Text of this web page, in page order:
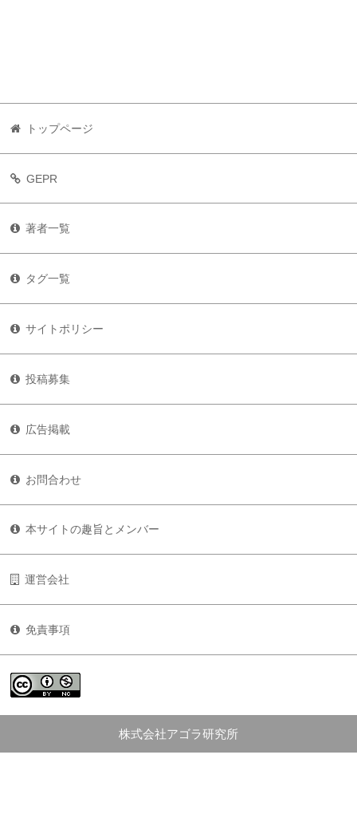
トップページ
GEPR
著者一覧
タグ一覧
サイトポリシー
投稿募集
広告掲載
お問合わせ
本サイトの趣旨とメンバー
運営会社
免責事項
株式会社アゴラ研究所